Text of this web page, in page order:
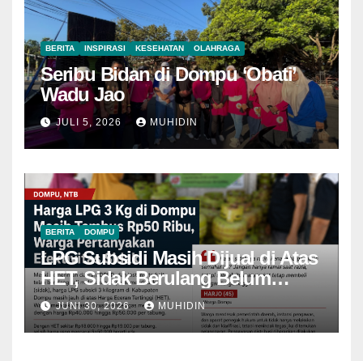
BERITA INSPIRASI KESEHATAN OLAHRAGA
Seribu Bidan di Dompu ‘Obati’
Wadu Jao
JULI 5, 2026 MUHIDIN
BERITA DOMPU
LPG Subsidi Masih Dijual di Atas
HET, Sidak Berulang Belum
Mampu Menekan Harga
JUNI 30, 2026 MUHIDIN